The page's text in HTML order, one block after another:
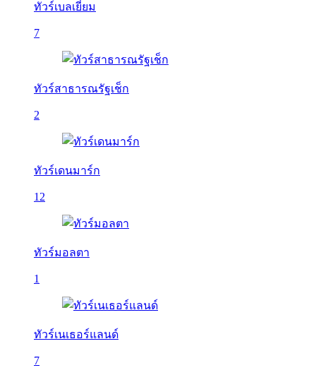
ทัวร์เบลเยี่ยม
7
ทัวร์สาธารณรัฐเช็ก
2
ทัวร์เดนมาร์ก
12
ทัวร์มอลตา
1
ทัวร์เนเธอร์แลนด์
7